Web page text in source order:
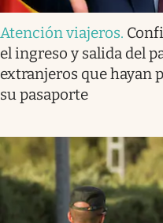
Atención viajeros.
el ingreso y salida del
extranjeros que hayan
su pasaporte